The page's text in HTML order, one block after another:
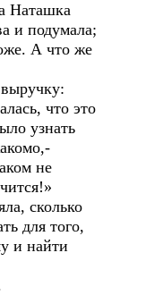
Наташка
и подумала;
А что же
что это
узнать
не
сколько
для того,
и найти